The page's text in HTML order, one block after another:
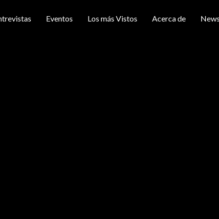
Eventos Los más Vistos Acerca de